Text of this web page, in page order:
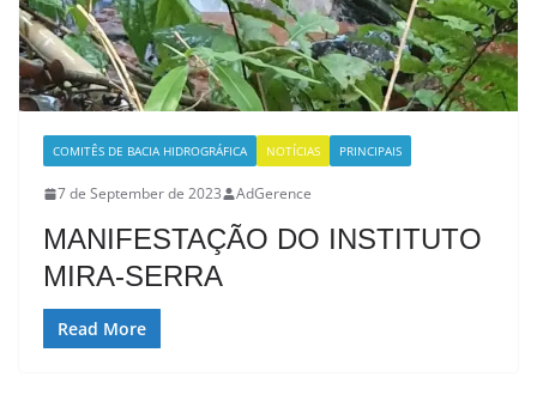
COMITÊS DE BACIA HIDROGRÁFICA NOTÍCIAS PRINCIPAIS
7 de September de 2023 AdGerence
MANIFESTAÇÃO DO INSTITUTO
MIRA-SERRA
Read More